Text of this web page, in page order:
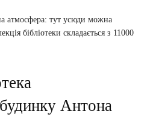
атмосфера: тут усюди можна
бібліотеки складається з 11000
Антона